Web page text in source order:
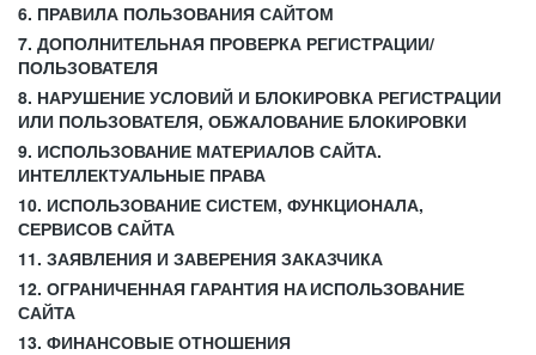
6. ПРАВИЛА ПОЛЬЗОВАНИЯ САЙТОМ
7. ДОПОЛНИТЕЛЬНАЯ ПРОВЕРКА РЕГИСТРАЦИИ/
ПОЛЬЗОВАТЕЛЯ
8. НАРУШЕНИЕ УСЛОВИЙ И БЛОКИРОВКА РЕГИСТРАЦИИ
ИЛИ ПОЛЬЗОВАТЕЛЯ, ОБЖАЛОВАНИЕ БЛОКИРОВКИ
9. ИСПОЛЬЗОВАНИЕ МАТЕРИАЛОВ САЙТА.
ИНТЕЛЛЕКТУАЛЬНЫЕ ПРАВА
10. ИСПОЛЬЗОВАНИЕ СИСТЕМ, ФУНКЦИОНАЛА,
СЕРВИСОВ САЙТА
11. ЗАЯВЛЕНИЯ И ЗАВЕРЕНИЯ ЗАКАЗЧИКА
12. ОГРАНИЧЕННАЯ ГАРАНТИЯ НА ИСПОЛЬЗОВАНИЕ
САЙТА
13. ФИНАНСОВЫЕ ОТНОШЕНИЯ